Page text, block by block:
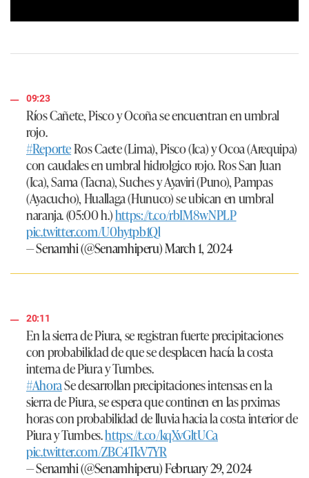
s
s
09:23
Ríos Cañete, Pisco y Ocoña se encuentran en umbral
rojo.
#ReporteRos Caete (Lima), Pisco (Ica) y Ocoa (Arequipa)
con caudales en umbral hidrolgico rojo. Ros San Juan
(Ica), Sama (Tacna), Suches y Ayaviri (Puno), Pampas
(Ayacucho), Huallaga (Hunuco) se ubican en umbral
naranja. (05:00 h.)https://t.co/rbIM8wNPLP
pic.twitter.com/U0hytpb1Ql
— Senamhi (@Senamhiperu)March 1, 2024
20:11
En la sierra de Piura, se registran fuerte precipitaciones
con probabilidad de que se desplacen hacía la costa
interna de Piura y Tumbes.
#AhoraSe desarrollan precipitaciones intensas en la
sierra de Piura, se espera que continen en las prximas
horas con probabilidad de lluvia hacia la costa interior de
Piura y Tumbes.https://t.co/kqXvGltUCa
pic.twitter.com/ZBC4TkV7YR
— Senamhi (@Senamhiperu)February 29, 2024